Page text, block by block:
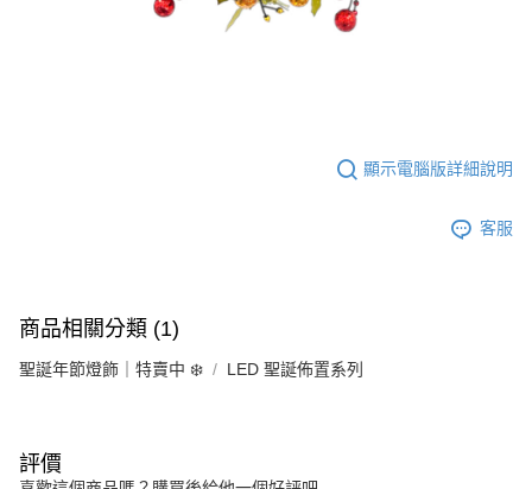
顯示電腦版詳細說明
客服
商品相關分類 (1)
聖誕年節燈飾｜特賣中 ❄️ LED 聖誕佈置系列
評價